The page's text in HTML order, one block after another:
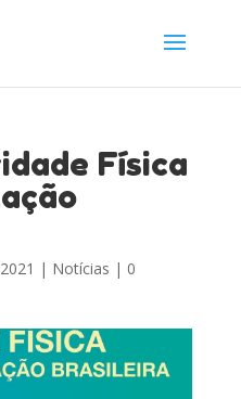
Física
| Notícias | 0